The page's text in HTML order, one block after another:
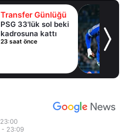
Transfer Günlüğü
Galatasaray'a
sürpriz golcü! İngiliz
devinin forvetini
- 23:09